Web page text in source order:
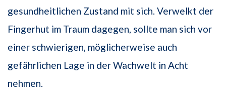
gesundheitlichen Zustand mit sich. Verwelkt der
Fingerhut im Traum dagegen, sollte man sich vor
einer schwierigen, möglicherweise auch
gefährlichen Lage in der Wachwelt in Acht
nehmen.